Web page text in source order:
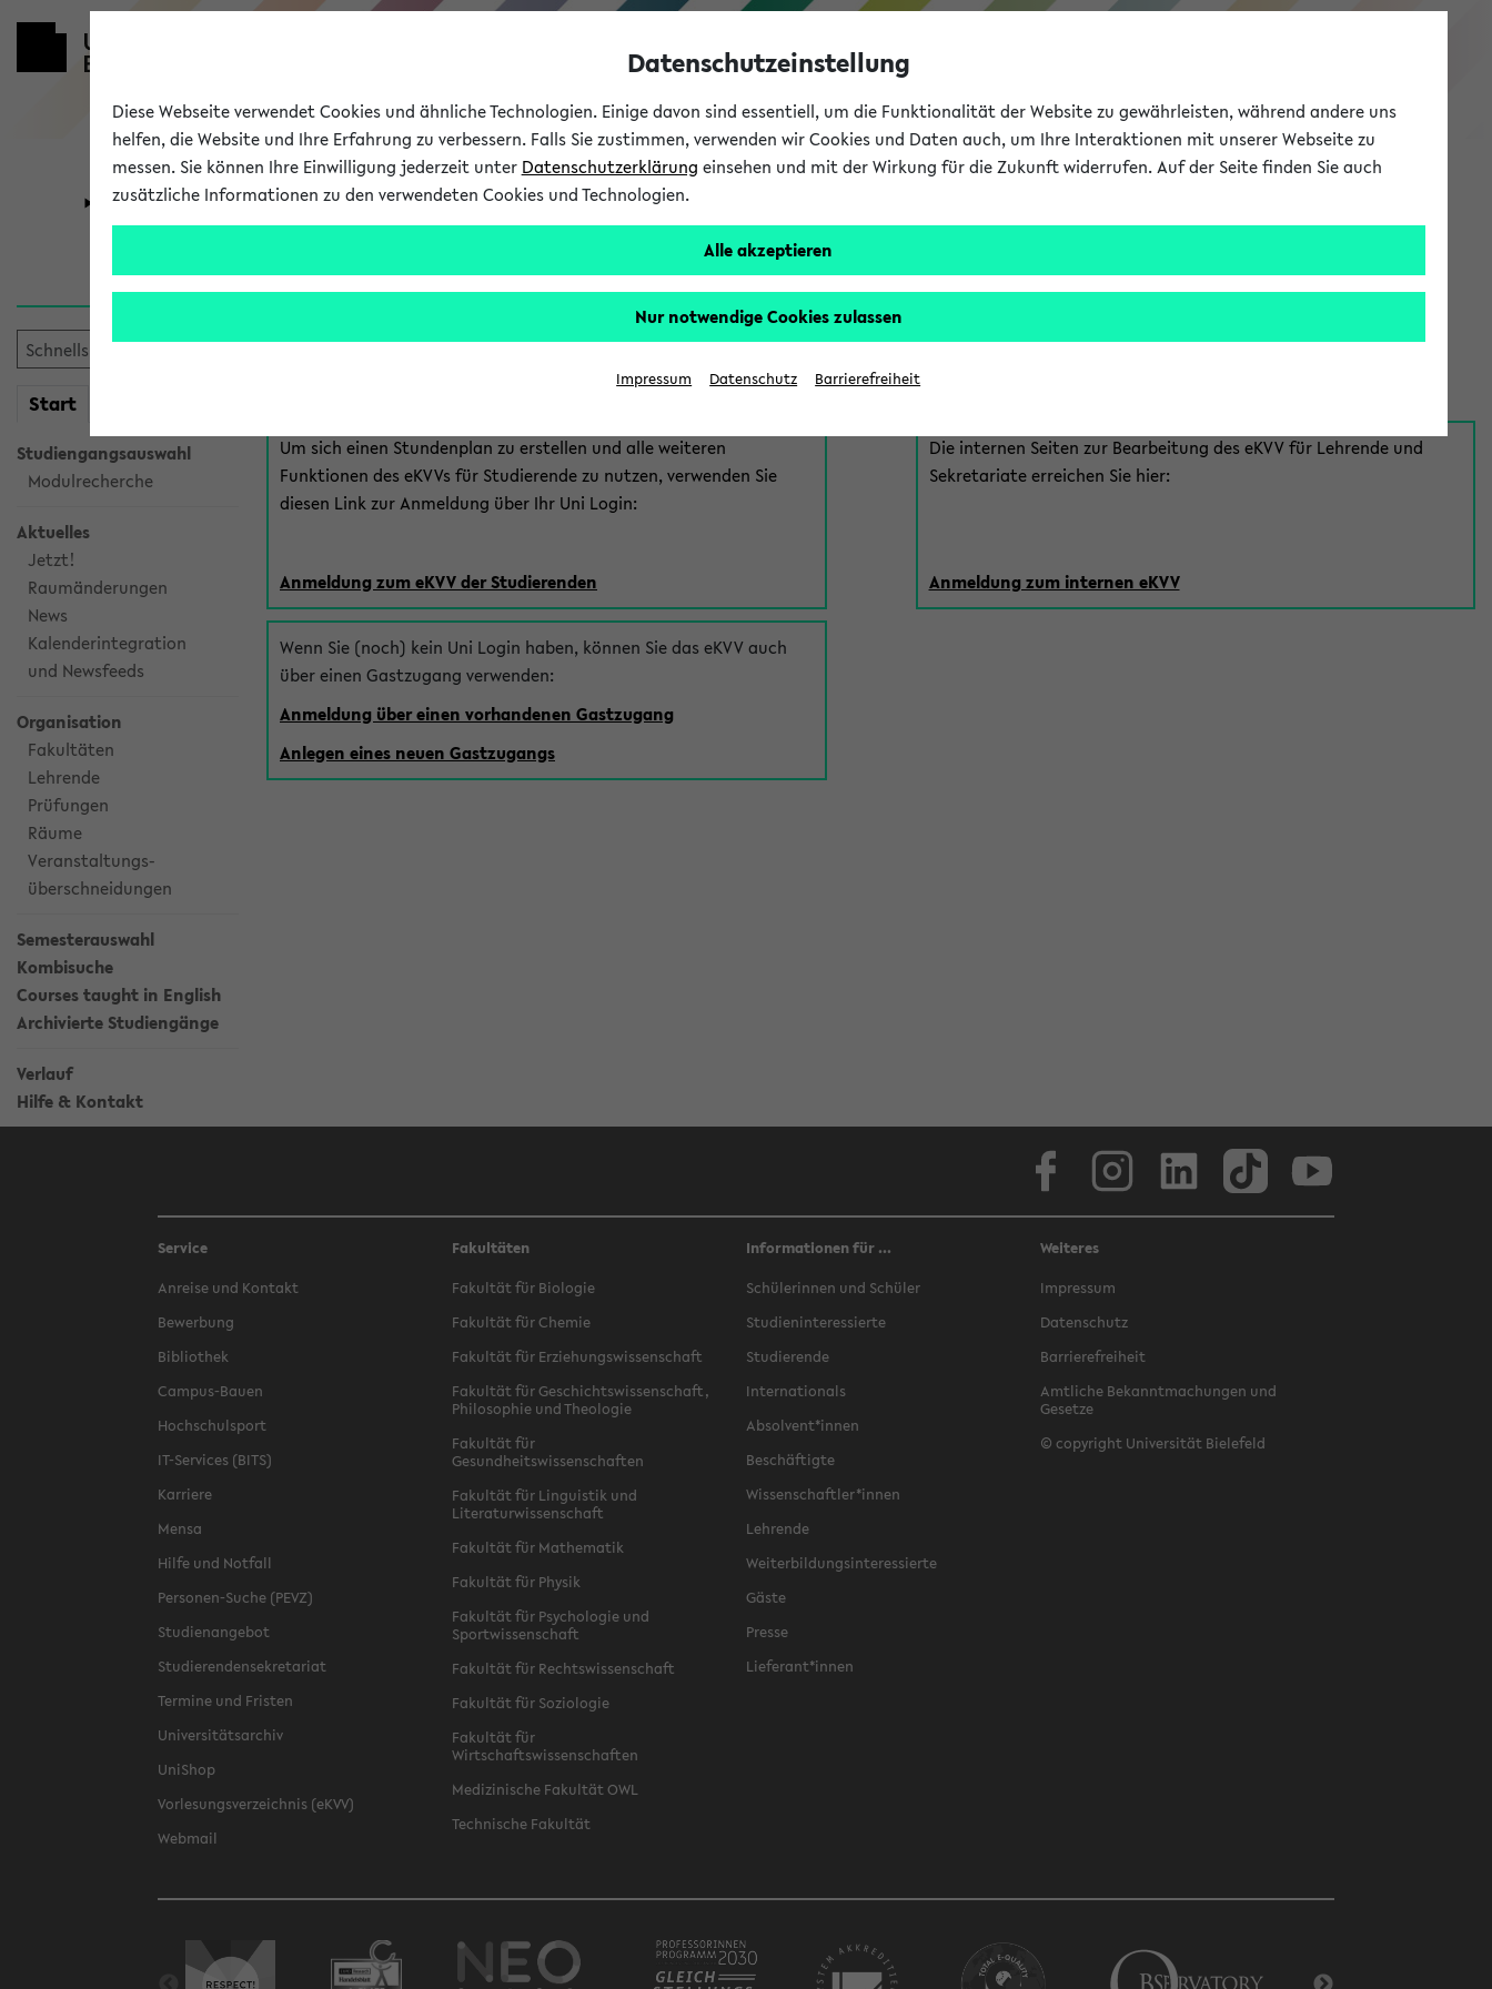
eKVV
Universität Forschung Studium
Start
Studiengangsauswahl
Modulrecherche
Aktuelles
Jetzt!
Raumänderungen
News
Kalenderintegration
und Newsfeeds
Organisation
Fakultäten
Lehrende
Prüfungen
Räume
Veranstaltungs-
überschneidungen
Semesterauswahl
Kombisuche
Courses taught in English
Archivierte Studiengänge
Verlauf
Hilfe & Kontakt
Anmeldung am eKVV
Es gibt mehrere Möglichkeiten zur Anmeldung am eKVV. Bitte wählen Sie die für Sie richtige aus:
Um sich einen Stundenplan zu erstellen und alle weiteren
Funktionen des eKVVs für Studierende zu nutzen, verwenden Sie
diesen Link zur Anmeldung über Ihr Uni Login:
Anmeldung zum eKVV der Studierenden
Wenn Sie (noch) kein Uni Login haben, können Sie das eKVV auch
über einen Gastzugang verwenden:
Anmeldung über einen vorhandenen Gastzugang
Anlegen eines neuen Gastzugangs
eKVV für Mitarbeiter*innen
Die internen Seiten zur Bearbeitung des eKVV für Lehrende und
Sekretariate erreichen Sie hier:
Anmeldung zum internen eKVV
Service
Anreise und Kontakt
Bewerbung
Bibliothek
Campus-Bauen
Hochschulsport
IT-Services (BITS)
Karriere
Mensa
Hilfe und Notfall
Personen-Suche (PEVZ)
Studienangebot
Studierendensekretariat
Termine und Fristen
Universitätsarchiv
UniShop
Vorlesungsverzeichnis (eKVV)
Webmail
Fakultäten
Fakultät für Biologie
Fakultät für Chemie
Fakultät für Erziehungswissenschaft
Fakultät für Geschichtswissenschaft,
Philosophie und Theologie
Fakultät für
Gesundheitswissenschaften
Fakultät für Linguistik und
Literaturwissenschaft
Fakultät für Mathematik
Fakultät für Physik
Fakultät für Psychologie und
Sportwissenschaft
Fakultät für Rechtswissenschaft
Fakultät für Soziologie
Fakultät für
Wirtschaftswissenschaften
Medizinische Fakultät OWL
Technische Fakultät
Informationen für ...
Schülerinnen und Schüler
Studieninteressierte
Studierende
Internationals
Absolvent*innen
Beschäftigte
Wissenschaftler*innen
Lehrende
Weiterbildungsinteressierte
Gäste
Presse
Lieferant*innen
Weiteres
Impressum
Datenschutz
Barrierefreiheit
Amtliche Bekanntmachungen und
Gesetze
© copyright Universität Bielefeld
Datenschutzeinstellung
Diese Webseite verwendet Cookies und ähnliche Technologien. Einige davon sind essentiell, um die Funktionalität der Website zu gewährleisten, während andere uns
helfen, die Website und Ihre Erfahrung zu verbessern. Falls Sie zustimmen, verwenden wir Cookies und Daten auch, um Ihre Interaktionen mit unserer Webseite zu
messen. Sie können Ihre Einwilligung jederzeit unter Datenschutzerklärung einsehen und mit der Wirkung für die Zukunft widerrufen. Auf der Seite finden Sie auch
zusätzliche Informationen zu den verwendeten Cookies und Technologien.
Alle akzeptieren
Nur notwendige Cookies zulassen
Impressum Datenschutz Barrierefreiheit